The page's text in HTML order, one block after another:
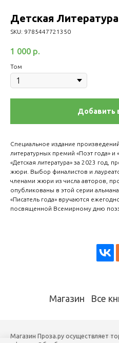
Детская Литература
SKU: 9785447721350
1 000 р.
Том
Добавить
Специальное издание
литературных премий «Поэт года» и
«Детская литература» за 2023 год,
жюри. Выбор финалистов и
членами жюри из числа авторов,
опубликованы в этой серии
«Писатель года» вручаются
посвященной Всемирному дню
Магазин Все
Магазин Проза.ру осуществляет